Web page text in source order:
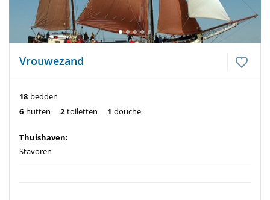
Vrouwezand
18 bedden
6 hutten 2 toiletten 1 douche
Thuishaven:
Stavoren